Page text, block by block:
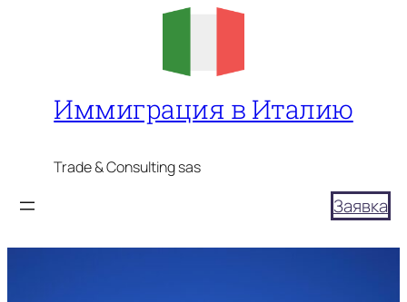
Иммиграция в Италию
Trade & Consulting sas
Заявка